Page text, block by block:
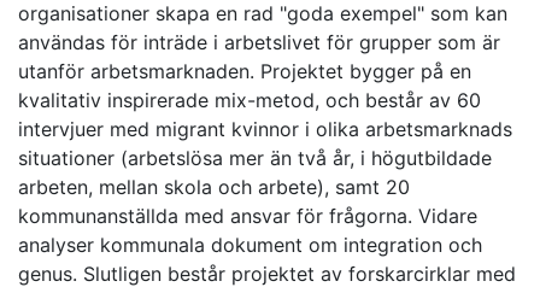
organisationer skapa en rad "goda exempel" som kan
användas för inträde i arbetslivet för grupper som är
utanför arbetsmarknaden. Projektet bygger på en
kvalitativ inspirerade mix-metod, och består av 60
intervjuer med migrant kvinnor i olika arbetsmarknads
situationer (arbetslösa mer än två år, i högutbildade
arbeten, mellan skola och arbete), samt 20
kommunanställda med ansvar för frågorna. Vidare
analyser kommunala dokument om integration och
genus. Slutligen består projektet av forskarcirklar med